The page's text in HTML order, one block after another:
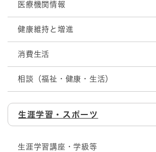
医療機関情報
健康維持と増進
消費生活
相談（福祉・健康・生活）
生涯学習・スポーツ
生涯学習講座・学級等